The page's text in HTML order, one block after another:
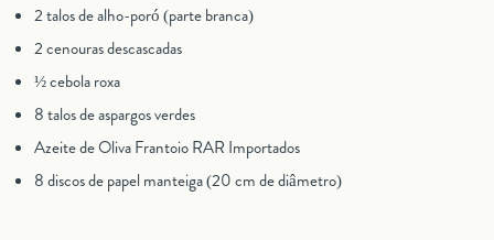
2 talos de alho-poró (parte branca)
2 cenouras descascadas
½ cebola roxa
8 talos de aspargos verdes
Azeite de Oliva Frantoio RAR Importados
8 discos de papel manteiga (20 cm de diâmetro)